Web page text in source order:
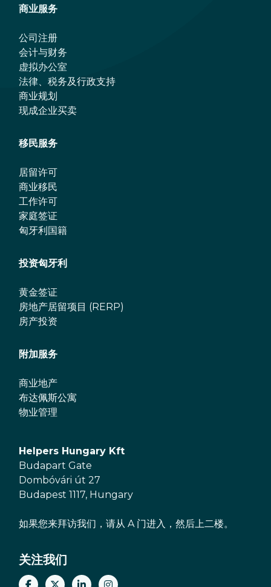
商业服务
公司注册
会计与财务
虚拟办公室
法律、税务及行政支持
商业规划
现成企业买卖
移民服务
居留许可
商业移民
工作许可
家庭签证
匈牙利国籍
投资匈牙利
黄金签证
房地产居留项目 (RERP)
房产投资
附加服务
商业地产
布达佩斯公寓
物业管理
Helpers Hungary Kft
Budapart Gate
Dombóvári út 27
Budapest 1117, Hungary
如果您来拜访我们，请从 A 门进入，然后上二楼。
关注我们